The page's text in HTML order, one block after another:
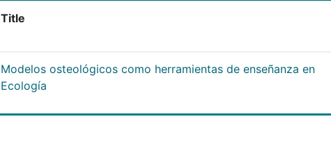
Title
Modelos osteológicos como herramientas de enseñanza en
Ecología